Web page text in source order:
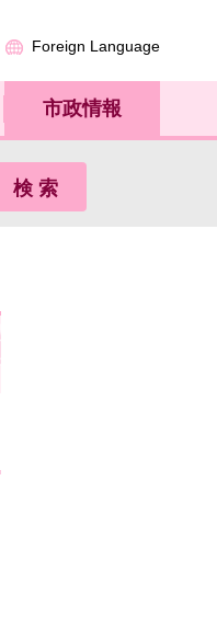
Foreign Language
市政情報